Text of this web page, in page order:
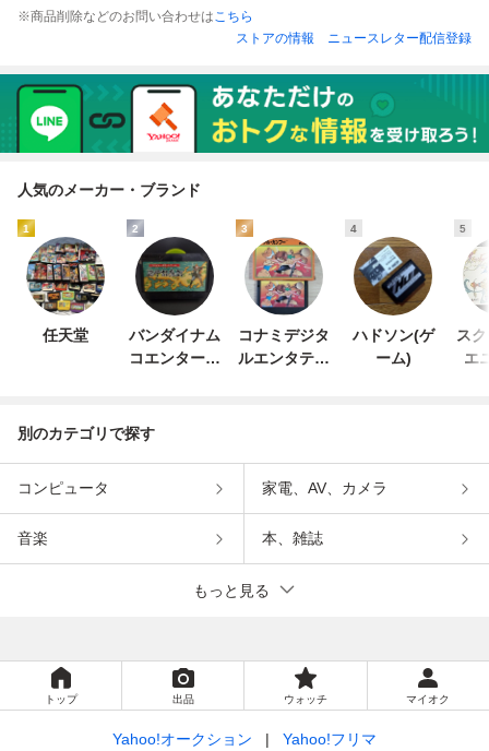
※商品削除などのお問い合わせはこちら
ストアの情報
ニュースレター配信登録
人気のメーカー・ブランド
1
任天堂
2
バンダイナム
コエンターテ
3
コナミデジタ
ルエンタテイ
4
ハドソン(ゲ
ーム)
5
ス
エ
別のカテゴリで探す
コンピュータ 家電、AV、カメラ
音楽 本、雑誌
もっと見る
トップ 出品 ウォッチ マイオク
Yahoo!オークション Yahoo!フリマ